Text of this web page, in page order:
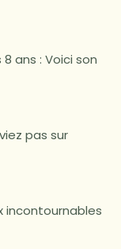
ans : Voici son
pas sur
incontournables